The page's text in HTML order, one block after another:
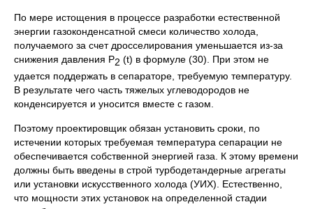
По мере истощения в процессе разработки естественной
энергии газоконденсатной смеси количество холода,
получаемого за счет дросселирования уменьшается из-за
снижения давления Р2 (t) в формуле (30). При этом не
удается поддержать в сепараторе, требуемую температуру.
В результате чего часть тяжелых углеводородов не
конденсируется и уносится вместе с газом.
Поэтому проектировщик обязан установить сроки, по
истечении которых требуемая температура сепарации не
обеспечивается собственной энергией газа. К этому времени
должны быть введены в строй турбодетандерные агрегаты
или установки искусственного холода (УИХ). Естественно,
что мощности этих установок на определенной стадии